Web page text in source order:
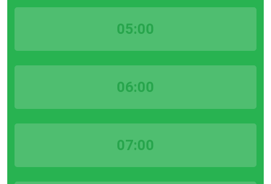
05:00
06:00
07:00